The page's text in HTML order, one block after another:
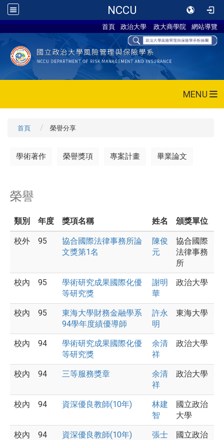
NCCU
首頁 政治大學 政大商學院 網站導覽
MENU
首頁 榮譽分享
學術著作 榮譽獎項 專案計畫 畢業論文
榮譽
類別 年度 獎項名稱 姓名 頒獎單位
校外 95
協合國際法律事務所論
文獎第1名
陳俊
元
協合國際
法律事務
所
校內 95
學術研究成果國際化優
等研究獎
謝明
華
政治大學
校內 95
東海大學財務金融學系
94學年度績優導師
許永
明
東海大學
校內 94
學術研究成果國際化優
等研究獎
余清
祥
政治大學
校內 94 三等服務獎章
余清
祥
政治大學
校內 94 資深優良教師(10年)
林建
智
國立政治
大學
校內 94 資深優良教師(10年)
張士
國立政治